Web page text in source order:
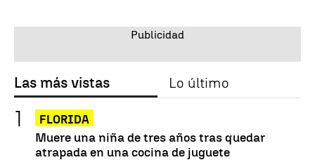
Las más vistas Lo último
FLORIDA
Muere una niña de tres años tras quedar
atrapada en una cocina de juguete